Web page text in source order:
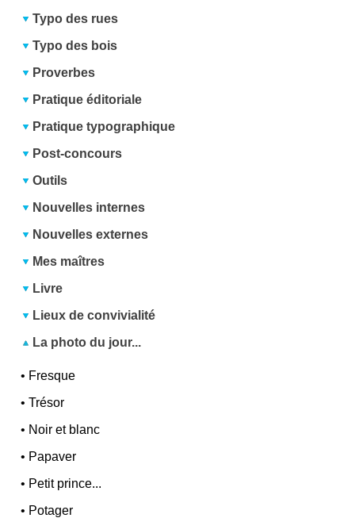
Typo des rues
Typo des bois
Proverbes
Pratique éditoriale
Pratique typographique
Post-concours
Outils
Nouvelles internes
Nouvelles externes
Mes maîtres
Livre
Lieux de convivialité
La photo du jour...
• Fresque
•Trésor
• Noir et blanc
• Papaver
• Petit prince...
• Potager